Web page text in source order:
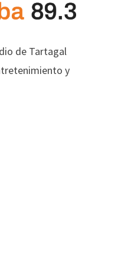
de Tartagal
y